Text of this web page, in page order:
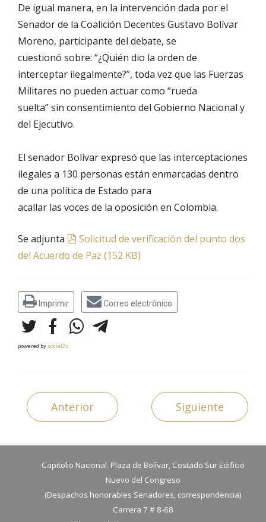
De igual manera, en la intervención dada por el
Senador de la Coalición Decentes Gustavo Bolívar
Moreno, participante del debate, se
cuestionó sobre: “¿Quién dio la orden de
interceptar ilegalmente?”, toda vez que las Fuerzas
Militares no pueden actuar como “rueda
suelta” sin consentimiento del Gobierno Nacional y
del Ejecutivo.
El senador Bolívar expresó que las interceptaciones
ilegales a 130 personas están enmarcadas dentro
de una política de Estado para
acallar las voces de la oposición en Colombia.
Se adjunta pdf
Solicitud de verificación del punto dos
del Acuerdo de Paz (152 KB)
Imprimir Correo electrónico
powered by social2s
Anterior Siguiente
Capitolio Nacional. Plaza de Bolívar, Costado Sur Edificio
Nuevo del Congreso
(Despachos honorables Senadores, correspondencia)
Carrera 7 # 8-68